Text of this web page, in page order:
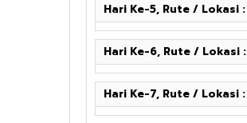
Hari Ke-5, Rute / Lokasi :
Hari Ke-6, Rute / Lokasi :
Hari Ke-7, Rute / Lokasi :